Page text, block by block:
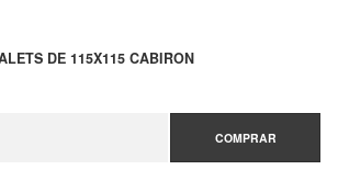
DE 115X115 CABIRON
COMPRAR